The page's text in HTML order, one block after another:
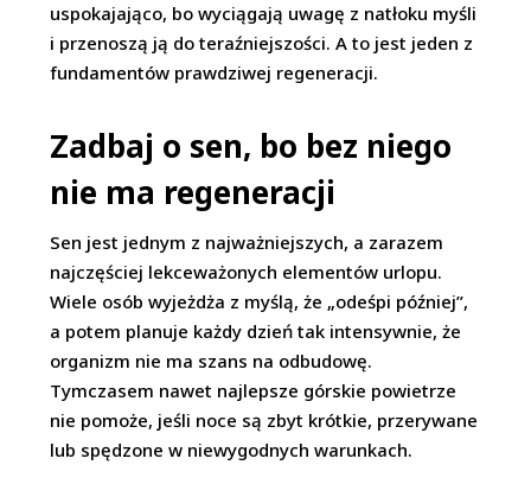
uspokajająco, bo wyciągają uwagę z natłoku myśli
i przenoszą ją do teraźniejszości. A to jest jeden z
fundamentów prawdziwej regeneracji.
Zadbaj o sen, bo bez niego
nie ma regeneracji
Sen jest jednym z najważniejszych, a zarazem
najczęściej lekceważonych elementów urlopu.
Wiele osób wyjeżdża z myślą, że „odeśpi później”,
a potem planuje każdy dzień tak intensywnie, że
organizm nie ma szans na odbudowę.
Tymczasem nawet najlepsze górskie powietrze
nie pomoże, jeśli noce są zbyt krótkie, przerywane
lub spędzone w niewygodnych warunkach.